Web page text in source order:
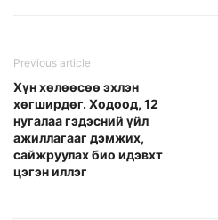
Previous article
Хүн хөлөөсөө эхлэн
хөгширдөг. Ходоод, 12
нугалаа гэдэсний үйл
ажиллагааг дэмжих,
сайжруулах био идэвхт
цэгэн иллэг